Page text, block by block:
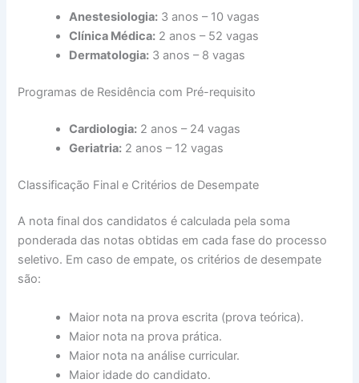
Anestesiologia: 3 anos – 10 vagas
Clínica Médica: 2 anos – 52 vagas
Dermatologia: 3 anos – 8 vagas
Programas de Residência com Pré-requisito
Cardiologia: 2 anos – 24 vagas
Geriatria: 2 anos – 12 vagas
Classificação Final e Critérios de Desempate
A nota final dos candidatos é calculada pela soma
ponderada das notas obtidas em cada fase do processo
seletivo. Em caso de empate, os critérios de desempate
são:
Maior nota na prova escrita (prova teórica).
Maior nota na prova prática.
Maior nota na análise curricular.
Maior idade do candidato.